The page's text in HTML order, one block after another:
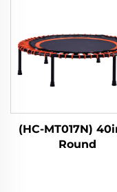
(HC-MT017N)
Round